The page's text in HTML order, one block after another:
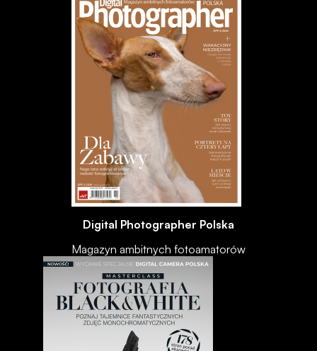
Digital Photographer Polska
Magazyn ambitnych fotoamatorów